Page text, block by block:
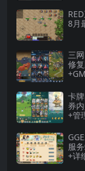
8月
三
修
卡
券
+管
服
+详